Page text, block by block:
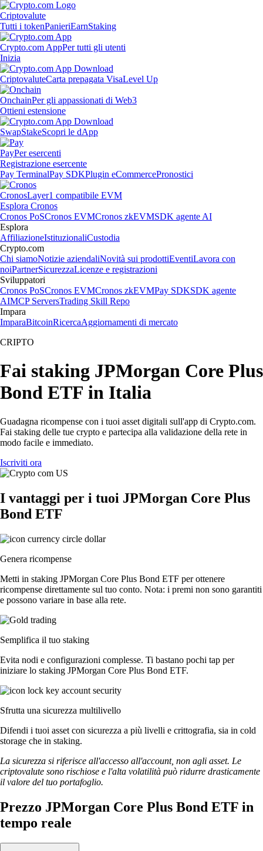
Criptovalute
Tutti i tokenPanieriEarnStaking
Crypto.com AppPer tutti gli utenti
Inizia
CriptovaluteCarta prepagata VisaLevel Up
OnchainPer gli appassionati di Web3
Ottieni estensione
SwapStakeScopri le dApp
PayPer esercenti
Registrazione esercente
Pay TerminalPay SDKPlugin eCommercePronostici
CronosLayer1 compatibile EVM
Esplora Cronos
Cronos PoSCronos EVMCronos zkEVMSDK agente AI
Esplora
AffiliazioneIstituzionaliCustodia
Crypto.com
Chi siamoNotizie aziendaliNovità sui prodottiEventiLavora con
noiPartnerSicurezzaLicenze e registrazioni
Sviluppatori
Cronos PoSCronos EVMCronos zkEVMPay SDKSDK agente
AIMCP ServersTrading Skill Repo
Impara
ImparaBitcoinRicercaAggiornamenti di mercato
CRIPTO
Fai staking JPMorgan Core Plus
Bond ETF in Italia
Guadagna ricompense con i tuoi asset digitali sull'app di Crypto.com.
Fai staking delle tue crypto e partecipa alla validazione della rete in
modo facile e immediato.
Iscriviti ora
I vantaggi per i tuoi JPMorgan Core Plus
Bond ETF
Genera ricompense
Metti in staking JPMorgan Core Plus Bond ETF per ottenere
ricompense direttamente sul tuo conto. Nota: i premi non sono garantiti
e possono variare in base alla rete.
Semplifica il tuo staking
Evita nodi e configurazioni complesse. Ti bastano pochi tap per
iniziare lo staking JPMorgan Core Plus Bond ETF.
Sfrutta una sicurezza multilivello
Difendi i tuoi asset con sicurezza a più livelli e crittografia, sia in cold
storage che in staking.
La sicurezza si riferisce all'accesso all'account, non agli asset. Le
criptovalute sono rischiose e l'alta volatilità può ridurre drasticamente
il valore del tuo portafoglio.
Prezzo JPMorgan Core Plus Bond ETF in
tempo reale